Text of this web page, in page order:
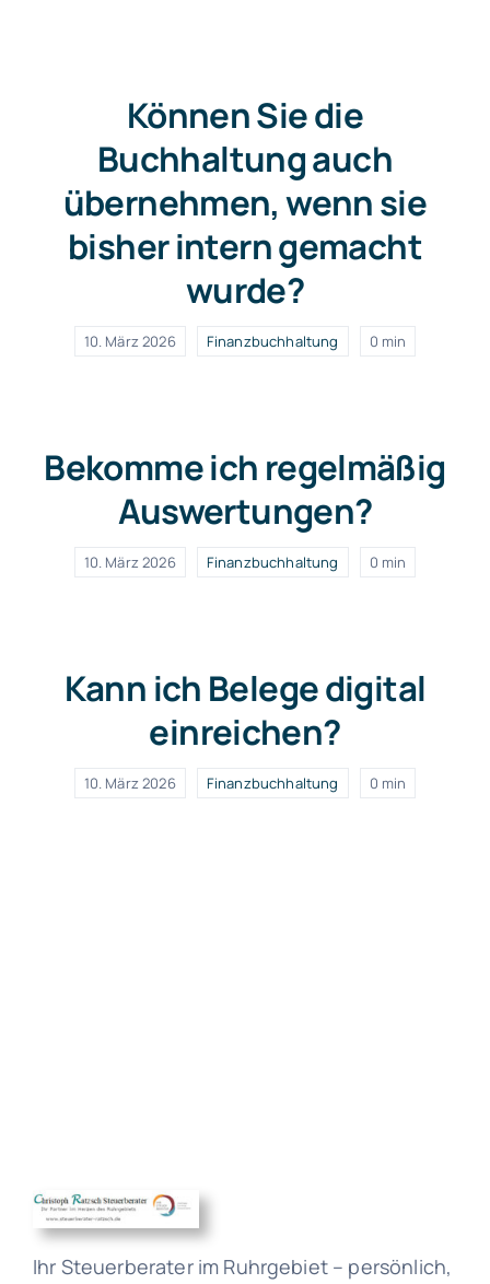
Können Sie die
Buchhaltung auch
übernehmen, wenn sie
bisher intern gemacht
wurde?
10. März 2026 Finanzbuchhaltung 0 min
Bekomme ich regelmäßig
Auswertungen?
10. März 2026 Finanzbuchhaltung 0 min
Kann ich Belege digital
einreichen?
10. März 2026 Finanzbuchhaltung 0 min
Ihr Steuerberater im Ruhrgebiet – persönlich,